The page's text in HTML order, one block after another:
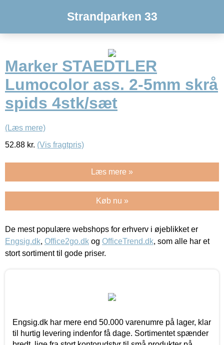
Strandparken 33
Marker STAEDTLER
Lumocolor ass. 2-5mm skrå
spids 4stk/sæt
(Læs mere)
52.88 kr. (Vis fragtpris)
Læs mere »
Køb nu »
De mest populære webshops for erhverv i øjeblikket er
Engsig.dk, Office2go.dk og OfficeTrend.dk, som alle har et
stort sortiment til gode priser.
Engsig.dk har mere end 50.000 varenumre på lager, klar
til hurtig levering indenfor få dage. Sortimentet spænder